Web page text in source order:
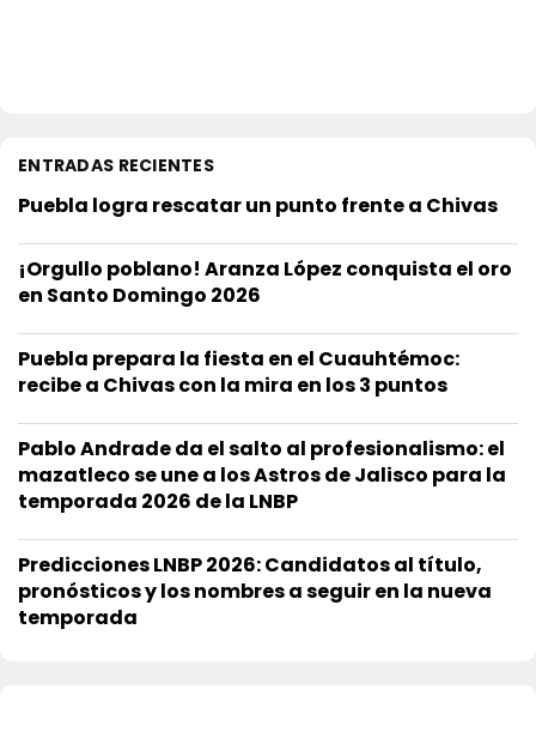
ENTRADAS RECIENTES
Puebla logra rescatar un punto frente a Chivas
¡Orgullo poblano! Aranza López conquista el oro
en Santo Domingo 2026
Puebla prepara la fiesta en el Cuauhtémoc:
recibe a Chivas con la mira en los 3 puntos
Pablo Andrade da el salto al profesionalismo: el
mazatleco se une a los Astros de Jalisco para la
temporada 2026 de la LNBP
Predicciones LNBP 2026: Candidatos al título,
pronósticos y los nombres a seguir en la nueva
temporada